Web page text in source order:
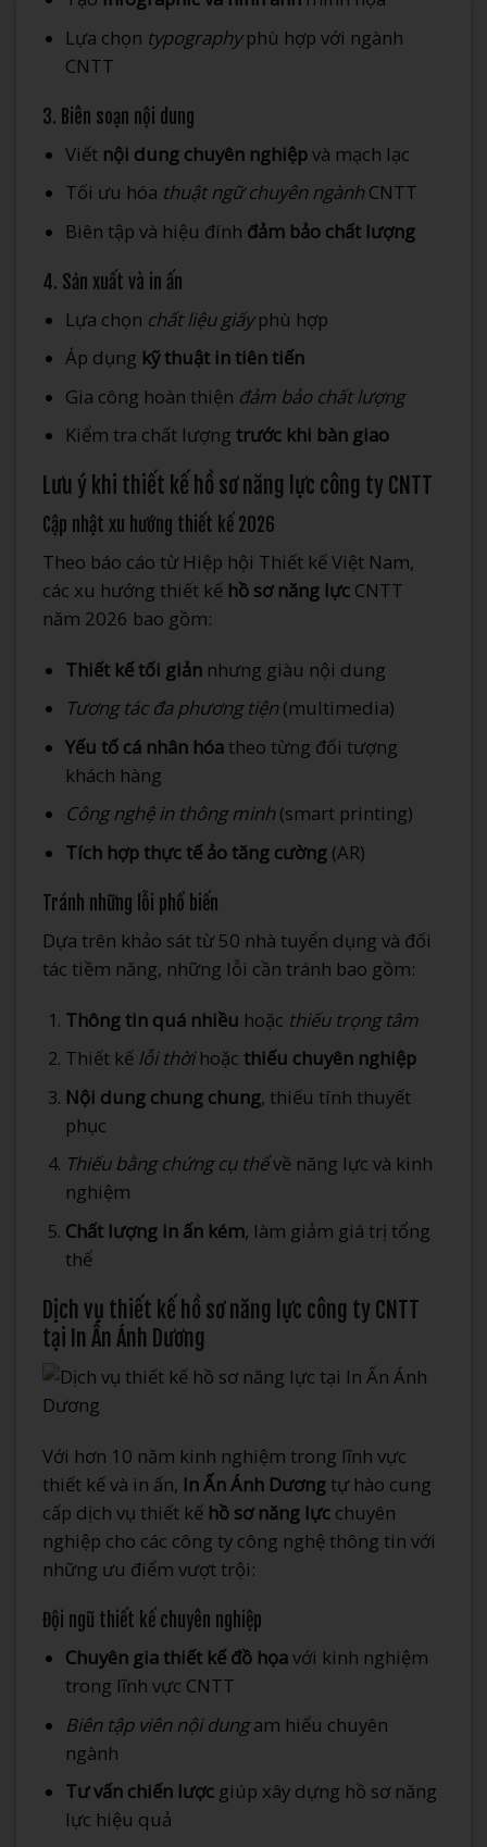
Lựa chọn typographyphù hợp với ngành
CNTT
3. Biên soạn nội dung
Viết nội dung chuyên nghiệpvà mạch lạc
Tối ưu hóa thuật ngữ chuyên ngànhCNTT
Biên tập và hiệu đính đảm bảo chất lượng
4. Sản xuất và in ấn
Lựa chọn chất liệu giấyphù hợp
Áp dụng kỹ thuật in tiên tiến
Gia công hoàn thiện đảm bảo chất lượng
Kiểm tra chất lượng trước khi bàn giao
Lưu ý khi thiết kế hồ sơ năng lực công ty CNTT
Cập nhật xu hướng thiết kế 2026
Theo báo cáo từ Hiệp hội Thiết kế Việt Nam,
các xu hướng thiết kế hồ sơ năng lực CNTT
năm 2026 bao gồm:
Thiết kế tối giảnnhưng giàu nội dung
Tương tác đa phương tiện(multimedia)
Yếu tố cá nhân hóatheo từng đối tượng
khách hàng
Công nghệ in thông minh(smart printing)
Tích hợp thực tế ảo tăng cường(AR)
Tránh những lỗi phổ biến
Dựa trên khảo sát từ 50 nhà tuyển dụng và đối
tác tiềm năng, những lỗi cần tránh bao gồm:
Thông tin quá nhiều hoặc thiếu trọng tâm
Thiết kế lỗi thờihoặc thiếu chuyên nghiệp
Nội dung chung chung, thiếu tính thuyết
phục
Thiếu bằng chứng cụ thểvề năng lực và kinh
nghiệm
Chất lượng in ấn kém, làm giảm giá trị tổng
thể
Dịch vụ thiết kế hồ sơ năng lực công ty CNTT
tại In Ấn Ánh Dương
Với hơn 10 năm kinh nghiệm trong lĩnh vực
thiết kế và in ấn, In Ấn Ánh Dương tự hào cung
cấp dịch vụ thiết kế hồ sơ năng lực chuyên
nghiệp cho các công ty công nghệ thông tin với
những ưu điểm vượt trội:
Đội ngũ thiết kế chuyên nghiệp
Chuyên gia thiết kế đồ họavới kinh nghiệm
trong lĩnh vực CNTT
Biên tập viên nội dungam hiểu chuyên
ngành
Tư vấn chiến lượcgiúp xây dựng hồ sơ năng
lực hiệu quả